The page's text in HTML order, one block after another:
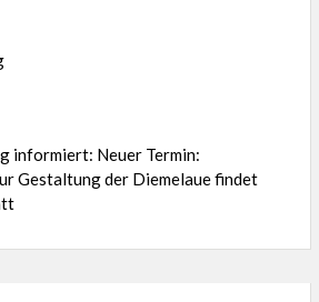
informiert: Neuer Termin:
Gestaltung der Diemelaue findet